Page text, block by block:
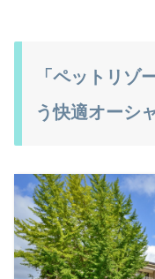
「ペットリゾ
う快適オーシ